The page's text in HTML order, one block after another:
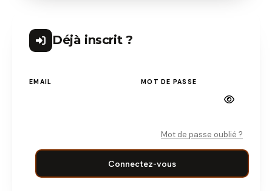
Déjà inscrit ?
EMAIL MOT DE PASSE
Mot de passe oublié ?
Connectez-vous